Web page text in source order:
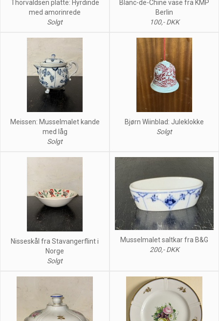
Thorvaldsen platte: Hyrdinde
med amorinrede
Solgt
Blanc-de-Chine vase fra KMP
Berlin
100,- DKK
Meissen: Musselmalet kande
med låg
Solgt
Bjørn Wiinblad: Juleklokke
Solgt
Nisseskål fra Stavangerflint i
Norge
Solgt
Musselmalet saltkar fra B&G
200,- DKK